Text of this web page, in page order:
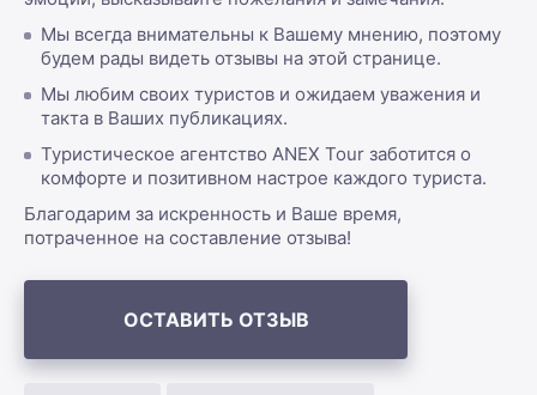
Мы всегда внимательны к Вашему мнению, поэтому
будем рады видеть отзывы на этой странице.
Мы любим своих туристов и ожидаем уважения и
такта в Ваших публикациях.
Туристическое агентство ANEX Tour заботится о
комфорте и позитивном настрое каждого туриста.
Благодарим за искренность и Ваше время,
потраченное на составление отзыва!
ОСТАВИТЬ ОТЗЫВ